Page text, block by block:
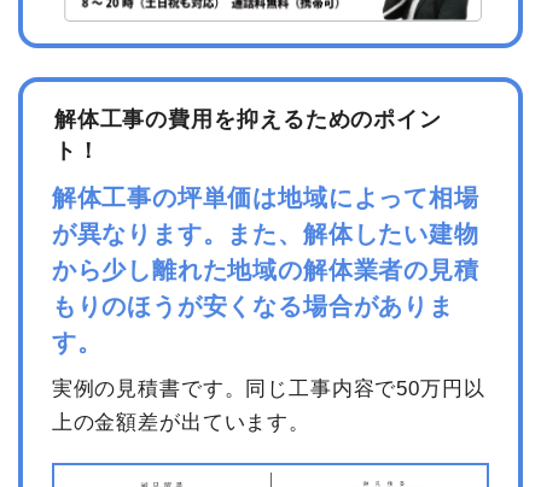
解体工事の費用を抑えるためのポイン
ト！
解体工事の坪単価は地域によって相場
が異なります。また、解体したい建物
から少し離れた地域の解体業者の見積
もりのほうが安くなる場合がありま
す。
実例の見積書です。同じ工事内容で50万円以
上の金額差が出ています。